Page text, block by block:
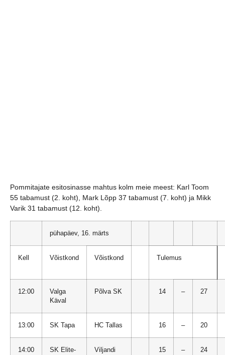
Pommitajate esitosinasse mahtus kolm meie meest: Karl Toom
55 tabamust (2. koht), Mark Lõpp 37 tabamust (7. koht) ja Mikk
Varik 31 tabamust (12. koht).
pühapäev, 16. märts
Kell Võistkond Võistkond Tulemus
12:00
Valga
Käval
Põlva SK 14 – 27
13:00 SK Tapa HC Tallas 16 – 20
14:00
SK Elite-
Viljandi
15 – 24